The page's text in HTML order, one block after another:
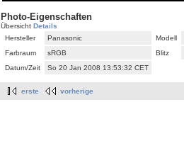
Photo-Eigenschaften
Übersicht Details
Hersteller
Panasonic
Modell
Farbraum
sRGB
Blitz
Datum/Zeit
So 20 Jan 2008 13:53:32 CET
erste vorherige